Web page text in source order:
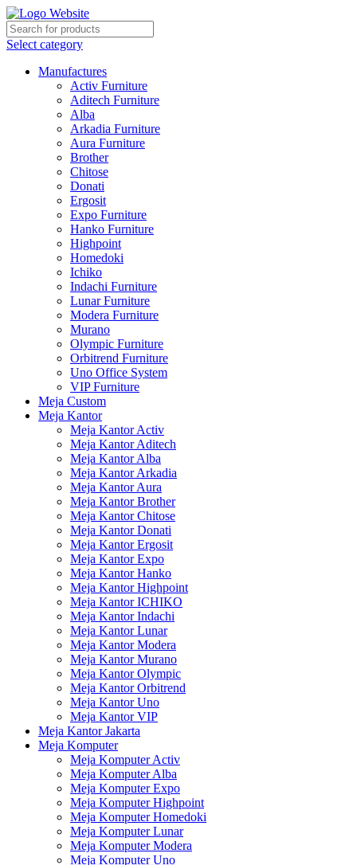
Select category
Manufactures
Activ Furniture
Aditech Furniture
Alba
Arkadia Furniture
Aura Furniture
Brother
Chitose
Donati
Ergosit
Expo Furniture
Hanko Furniture
Highpoint
Homedoki
Ichiko
Indachi Furniture
Lunar Furniture
Modera Furniture
Murano
Olympic Furniture
Orbitrend Furniture
Uno Office System
VIP Furniture
Meja Custom
Meja Kantor
Meja Kantor Activ
Meja Kantor Aditech
Meja Kantor Alba
Meja Kantor Arkadia
Meja Kantor Aura
Meja Kantor Brother
Meja Kantor Chitose
Meja Kantor Donati
Meja Kantor Ergosit
Meja Kantor Expo
Meja Kantor Hanko
Meja Kantor Highpoint
Meja Kantor ICHIKO
Meja Kantor Indachi
Meja Kantor Lunar
Meja Kantor Modera
Meja Kantor Murano
Meja Kantor Olympic
Meja Kantor Orbitrend
Meja Kantor Uno
Meja Kantor VIP
Meja Kantor Jakarta
Meja Komputer
Meja Komputer Activ
Meja Komputer Alba
Meja Komputer Expo
Meja Komputer Highpoint
Meja Komputer Homedoki
Meja Komputer Lunar
Meja Komputer Modera
Meja Komputer Uno